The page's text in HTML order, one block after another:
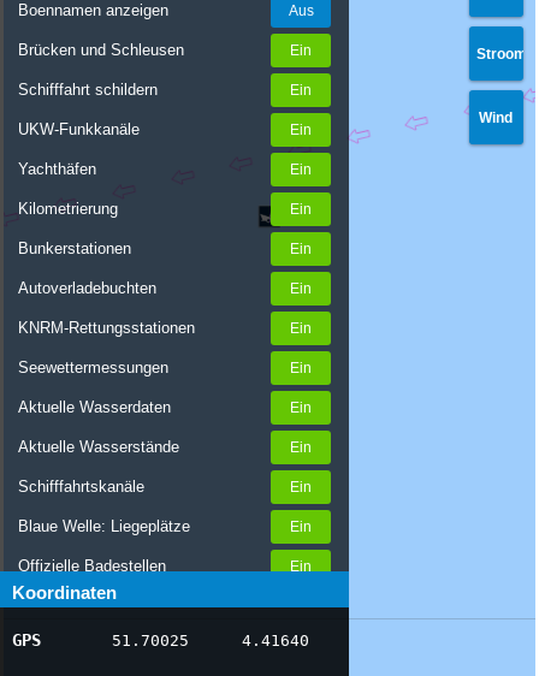
Boennamen anzeigen
Brücken und Schleusen
Schifffahrt schildern
UKW-Funkkanäle
Yachthäfen
Kilometrierung
Bunkerstationen
Autoverladebuchten
KNRM-Rettungsstationen
Seewettermessungen
Aktuelle Wasserdaten
Aktuelle Wasserstände
Schifffahrtskanäle
Blaue Welle: Liegeplätze
Offizielle Badestellen
Nachrichten Binnenschifffahrt
AIS-Schiffspositionen
Koordinaten
GPS 51.70025 4.41640
Stroom
Wind